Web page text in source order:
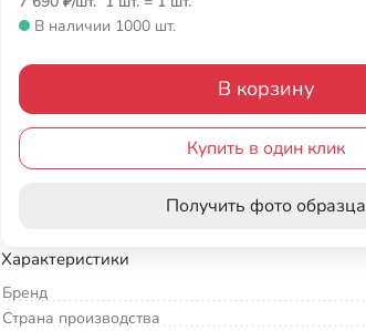
В наличии 1000 шт.
В корзину
Купить в один клик
Получить фото образца
Характеристики
Бренд
Страна производства